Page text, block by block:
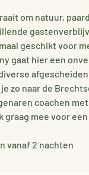
om natuur,
geschikt voor
gaat hier een
zo naar de
coachen
graag mee voor
vanaf 2 nachten